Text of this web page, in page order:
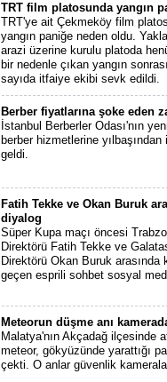
TRT film platosunda yangın
TRT'ye ait Çekmeköy film
yangın paniğe neden oldu.
arazi üzerine kurulu platoda
bir nedenle çıkan yangın
sayıda itfaiye ekibi sevk edildi.
Berber fiyatlarına şoke eden
İstanbul Berberler Odası'nın
berber hizmetlerine
geldi.
Fatih Tekke ve Okan Buruk
diyalog
Süper Kupa maçı öncesi
Direktörü Fatih Tekke ve
Direktörü Okan Buruk arasında
geçen esprili sohbet sosyal
Meteorun düşme anı
Malatya'nın Akçadağ ilçesinde
meteor, gökyüzünde yarattığı
çekti. O anlar güvenlik